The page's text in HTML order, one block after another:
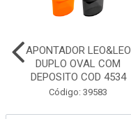
APONTADOR LEO&LEO
DUPLO OVAL COM
DEPOSITO COD 4534
Código: 39583